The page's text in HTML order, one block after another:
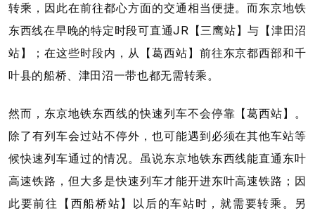
转乘，因此在前往都心方面的交通相当便捷。而东京地铁
东西线在早晚的特定时段可直通JR【三鹰站】与【津田沼
站】；在这些时段内，从【葛西站】前往东京都西部和千
叶县的船桥、津田沼一带也都无需转乘。
然而，东京地铁东西线的快速列车不会停靠【葛西站】。
除了有列车会过站不停外，也可能遇到必须在其他车站等
候快速列车通过的情况。虽说东京地铁东西线能直通东叶
高速铁路，但大多是快速列车才能开进东叶高速铁路；因
此要前往【西船桥站】以后的车站时，就需要转乘。另